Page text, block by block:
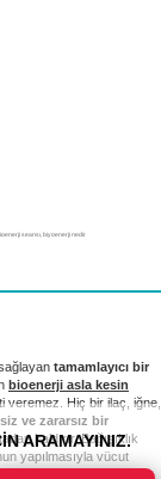
seansı, biyoenerji nedir
ARAMAYINIZ.
tamamlayıcı bir
bioenerji asla kesin
veremez. Hiç bir ilaç, iğne,
ve zararsız bir
kaldırır. Bağışıklık
yapılmasıyla vücut
etmek sizin